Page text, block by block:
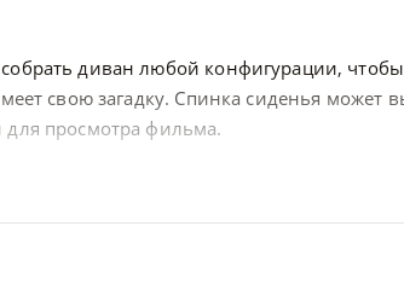
диван любой конфигурации,
свою загадку. Спинка сиденья может
для просмотра фильма.